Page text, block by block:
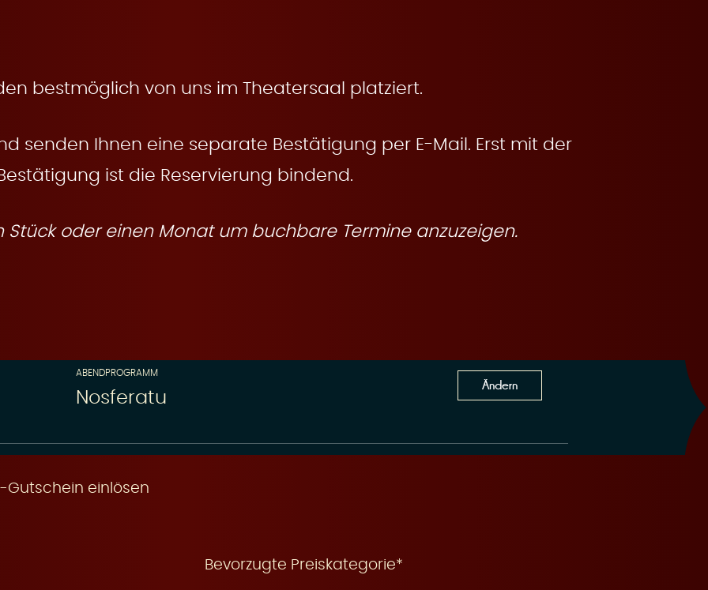
bestmöglich von uns im Theatersaal platziert.
senden Ihnen eine separate Bestätigung per E-Mail. Erst mit der
ist die Reservierung bindend.
Stück oder einen Monat um buchbare Termine anzuzeigen.
ABENDPROGRAMM
Nosferatu
Ändern
Gutschein einlösen
Bevorzugte Preiskategorie*